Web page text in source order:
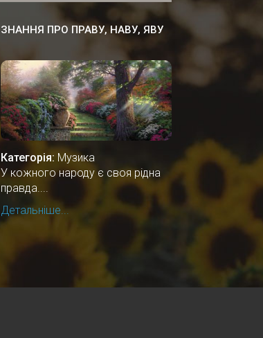
ЗНАННЯ ПРО ПРАВУ, НАВУ, ЯВУ
Категорія: Музика
У кожного народу є своя рідна
правда....
Детальніше...